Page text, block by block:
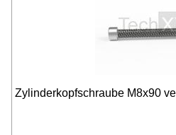
Zylinderkopfschraube M8x90